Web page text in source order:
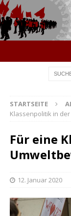
STARTSEITE
Klassenpolitik in
Für eine
12. Januar 2020